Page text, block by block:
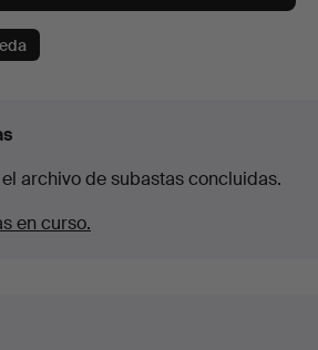
archivo de subastas concluidas.
en curso.